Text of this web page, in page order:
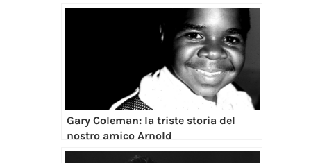
Gary Coleman: la triste storia del
nostro amico Arnold